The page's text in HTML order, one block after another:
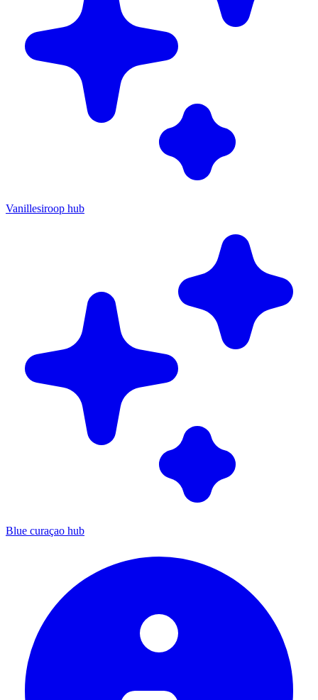
Vanillesiroop hub
Blue curaçao hub